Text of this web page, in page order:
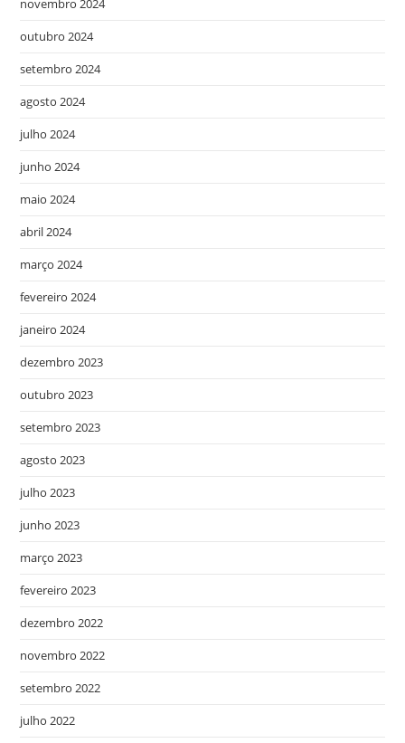
outubro 2024
setembro 2024
agosto 2024
julho 2024
junho 2024
maio 2024
abril 2024
março 2024
fevereiro 2024
janeiro 2024
dezembro 2023
outubro 2023
setembro 2023
agosto 2023
julho 2023
junho 2023
março 2023
fevereiro 2023
dezembro 2022
novembro 2022
setembro 2022
julho 2022